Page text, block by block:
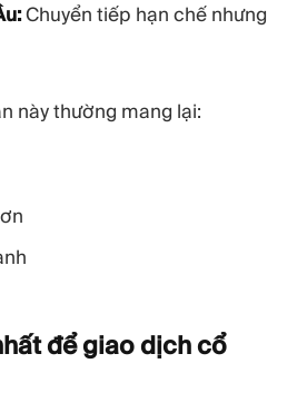
Chuyển tiếp hạn chế nhưng
này thường mang lại:
để giao dịch cổ